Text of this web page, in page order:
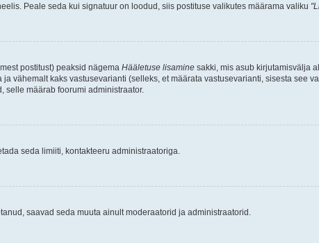
Peale seda kui signatuur on loodud, siis postituse valikutes määrama valiku
postitust) peaksid nägema Hääletuse lisamine sakki, mis asub kirjutamisvälja
vähemalt kaks vastusevarianti (selleks, et määrata vastusevarianti, sisesta see
selle määrab foorumi administraator.
seda limiiti, kontakteeru administraatoriga.
saavad seda muuta ainult moderaatorid ja administraatorid.